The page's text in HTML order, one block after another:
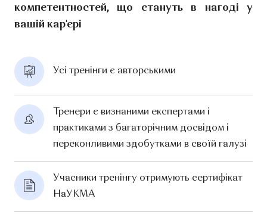
компетентностей, що стануть в нагоді у
вашій кар'єрі
Усі тренінги є авторськими
Тренери є визнаними експертами і
практиками з багаторічним досвідом і
переконливими здобутками в своїй галузі
Учасники тренінгу отримують сертифікат
НаУКМА